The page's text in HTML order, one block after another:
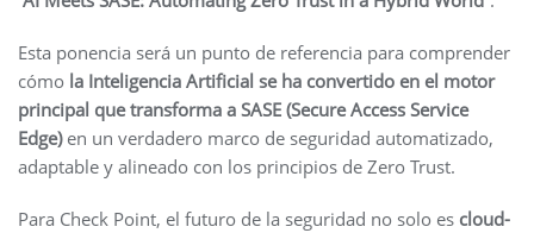
Esta ponencia será un punto de referencia para comprender
cómo la Inteligencia Artificial se ha convertido en el motor
principal que transforma a SASE (Secure Access Service
Edge)en un verdadero marco de seguridad automatizado,
adaptable y alineado con los principios de Zero Trust.
Para Check Point, el futuro de la seguridad no solo es cloud-